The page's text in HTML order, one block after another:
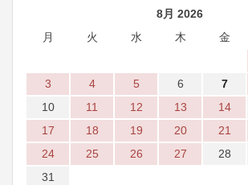
8月 2026
月
火 水 木 金
3
4 5 6 7
10
11 12 13 14
17
18 19 20 21
24
25 26 27 28
31